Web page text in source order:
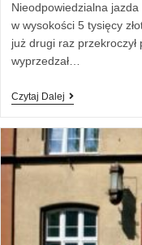
Nieodpowiedzialna
w wysokości 5 tysięcy
już drugi raz
wyprzedzał…
Czytaj Dalej